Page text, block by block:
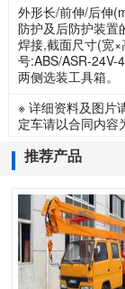
外形长/前伸/后伸
防护及后防护装置
焊接,截面尺寸(宽
号:ABS/ASR-24V-
两侧选装工具箱。
※ 详细资料及图片
定车请以合同内容
推荐产品